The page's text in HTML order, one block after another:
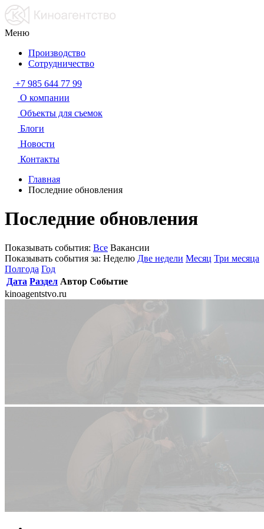
Меню
Производство
Сотрудничество
+7 985 644 77 99
О компании
Объекты для съемок
Блоги
Новости
Контакты
Главная
Последние обновления
Последние обновления
Показывать события: Все Вакансии
Показывать события за: Неделю Две недели Месяц Три месяца
Полгода Год
Дата Раздел Автор Событие
kinoagentstvo.ru